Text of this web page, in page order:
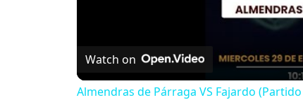
Watch on
Almendras de Párraga VS Fajardo